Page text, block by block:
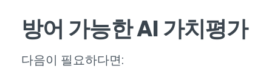
방어 가능한 AI 가치평가
다음이 필요하다면: